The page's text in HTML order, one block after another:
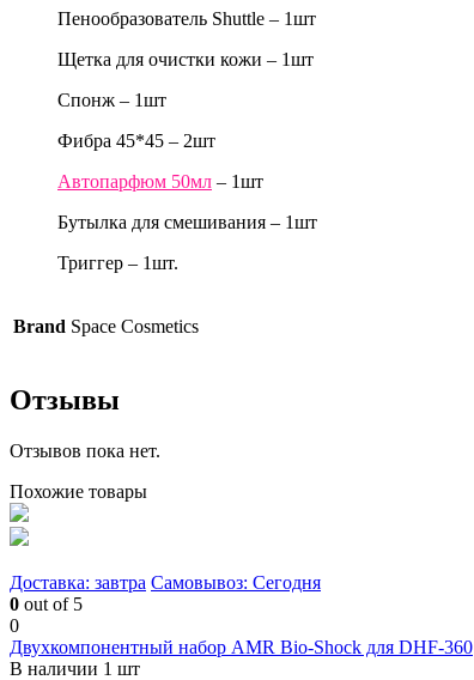
Пенообразователь Shuttle – 1шт
Щетка для очистки кожи – 1шт
Спонж – 1шт
Фибра 45*45 – 2шт
Автопарфюм 50мл – 1шт
Бутылка для смешивания – 1шт
Триггер – 1шт.
Brand Space Cosmetics
Отзывы
Отзывов пока нет.
Похожие товары
Доставка: завтра Самовывоз: Сегодня
0 out of 5
0
Двухкомпонентный набор AMR Bio-Shock для DHF-360
В наличии 1 шт